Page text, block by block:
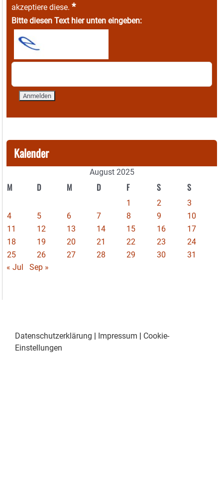
akzeptiere diese. *
Bitte diesen Text hier unten eingeben:
Kalender
August 2025
M D M D F S S
1 2
3
4
5 6 7 8 9
10
11
12 13 14 15 16
17
18
19 20 21 22 23
24
25
26 27 28 29 30
31
« Jul
Sep »
Datenschutzerklärung | Impressum | Cookie-
Einstellungen